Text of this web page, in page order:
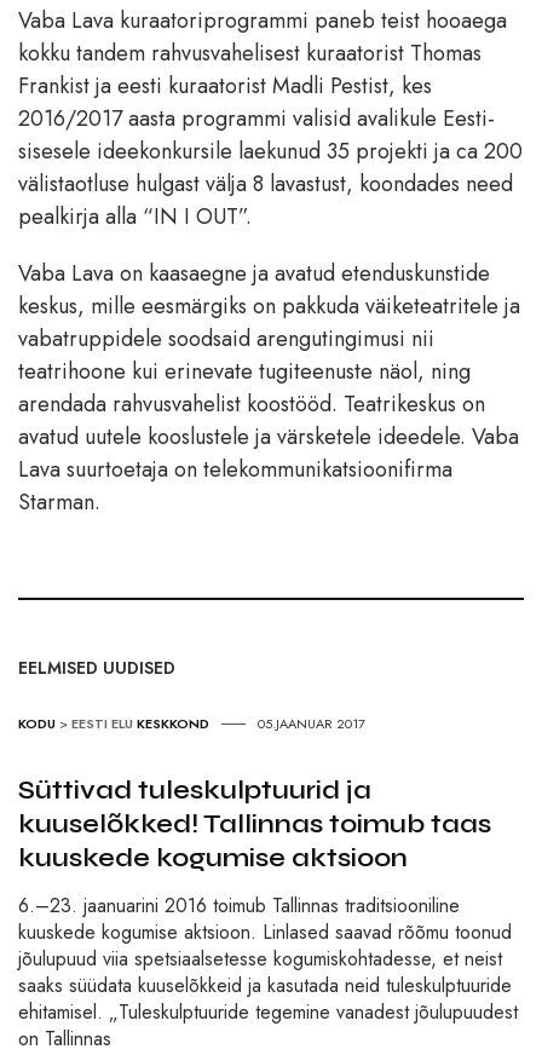
Vaba Lava kuraatoriprogrammi paneb teist hooaega
kokku tandem rahvusvahelisest kuraatorist Thomas
Frankist ja eesti kuraatorist Madli Pestist, kes
2016/2017 aasta programmi valisid avalikule Eesti-
sisesele ideekonkursile laekunud 35 projekti ja ca 200
välistaotluse hulgast välja 8 lavastust, koondades need
pealkirja alla “IN I OUT”.
Vaba Lava on kaasaegne ja avatud etenduskunstide
keskus, mille eesmärgiks on pakkuda väiketeatritele ja
vabatruppidele soodsaid arengutingimusi nii
teatrihoone kui erinevate tugiteenuste näol, ning
arendada rahvusvahelist koostööd. Teatrikeskus on
avatud uutele kooslustele ja värsketele ideedele. Vaba
Lava suurtoetaja on telekommunikatsioonifirma
Starman.
EELMISED UUDISED
KODU >EESTI ELU KESKKOND 05.JAANUAR 2017
Süttivad tuleskulptuurid ja
kuuselõkked! Tallinnas toimub taas
kuuskede kogumise aktsioon
6.–23. jaanuarini 2016 toimub Tallinnas traditsiooniline
kuuskede kogumise aktsioon. Linlased saavad rõõmu toonud
jõulupuud viia spetsiaalsetesse kogumiskohtadesse, et neist
saaks süüdata kuuselõkkeid ja kasutada neid tuleskulptuuride
ehitamisel. „Tuleskulptuuride tegemine vanadest jõulupuudest
on Tallinnas